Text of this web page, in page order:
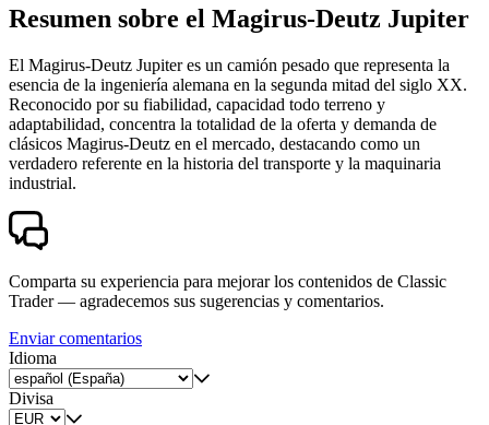
Resumen sobre el Magirus-Deutz Jupiter
El Magirus-Deutz Jupiter es un camión pesado que representa la
esencia de la ingeniería alemana en la segunda mitad del siglo XX.
Reconocido por su fiabilidad, capacidad todo terreno y
adaptabilidad, concentra la totalidad de la oferta y demanda de
clásicos Magirus-Deutz en el mercado, destacando como un
verdadero referente en la historia del transporte y la maquinaria
industrial.
Comparta su experiencia para mejorar los contenidos de Classic
Trader — agradecemos sus sugerencias y comentarios.
Enviar comentarios
Idioma
Divisa